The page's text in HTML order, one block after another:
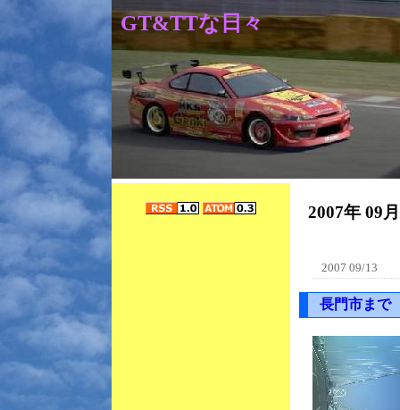
GT&TTな日々
2007年 09
2007 09/13
長門市まで